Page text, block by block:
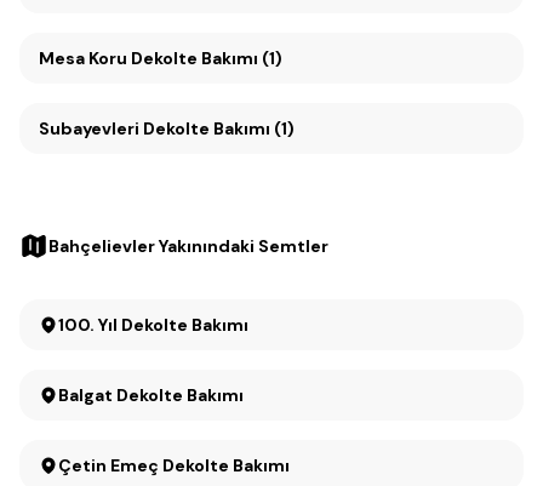
Mesa Koru Dekolte Bakımı (1)
Subayevleri Dekolte Bakımı (1)
Bahçelievler Yakınındaki Semtler
100. Yıl Dekolte Bakımı
Balgat Dekolte Bakımı
Çetin Emeç Dekolte Bakımı